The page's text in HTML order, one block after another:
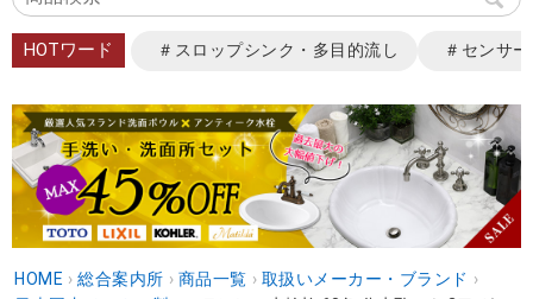
HOTワード ＃スロップシンク・多目的流し ＃センサ
HOME › 総合案内所 › 商品一覧 › 取扱いメーカー・ブランド ›